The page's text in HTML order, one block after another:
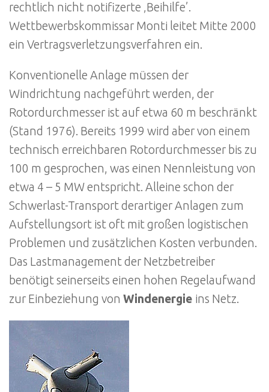
rechtlich nicht notifizerte ‚Beihilfe’.
Wettbewerbskommissar Monti leitet Mitte 2000
ein Vertragsverletzungsverfahren ein.
Konventionelle Anlage müssen der
Windrichtung nachgeführt werden, der
Rotordurchmesser ist auf etwa 60 m beschränkt
(Stand 1976). Bereits 1999 wird aber von einem
technisch erreichbaren Rotordurchmesser bis zu
100 m gesprochen, was einen Nennleistung von
etwa 4 – 5 MW entspricht. Alleine schon der
Schwerlast-Transport derartiger Anlagen zum
Aufstellungsort ist oft mit großen logistischen
Problemen und zusätzlichen Kosten verbunden.
Das Lastmanagement der Netzbetreiber
benötigt seinerseits einen hohen Regelaufwand
zur Einbeziehung von Windenergie ins Netz.